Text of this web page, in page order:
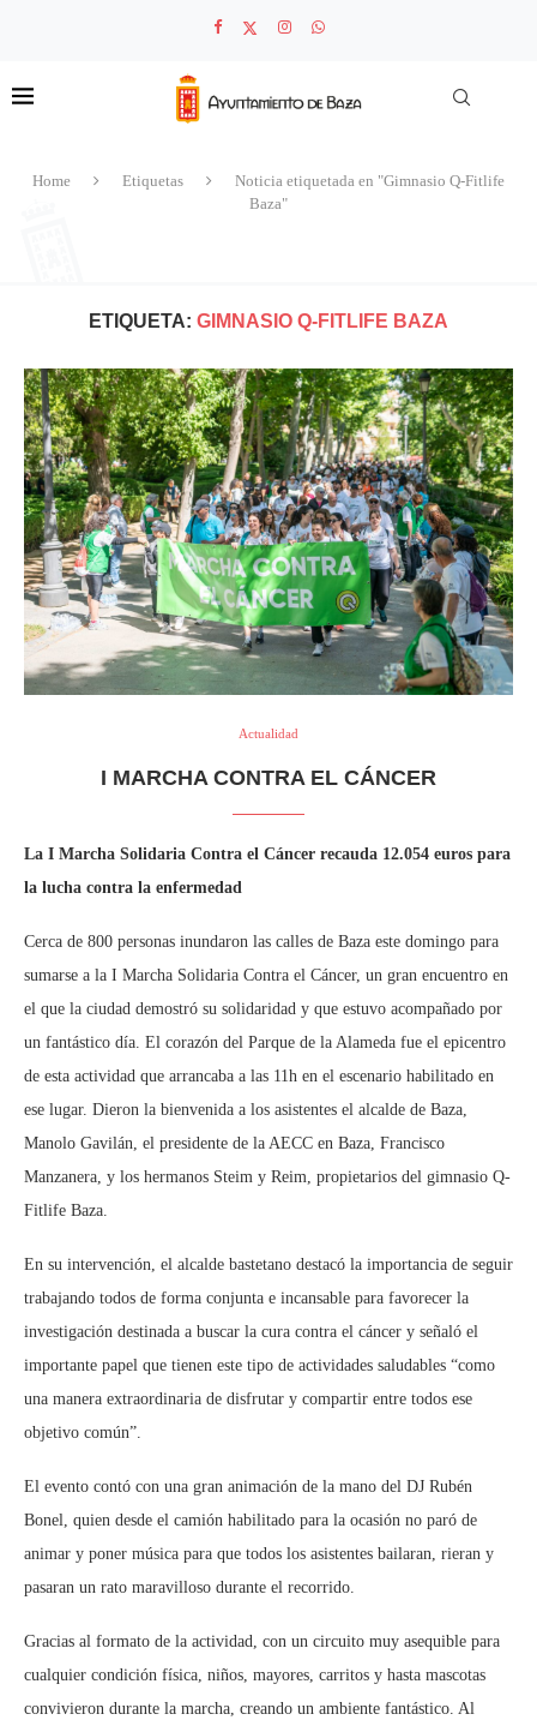
Home Etiquetas
Noticia etiquetada en "Gimnasio Q-Fitlife
Baza"
ETIQUETA: GIMNASIO Q-FITLIFE BAZA
Actualidad
I MARCHA CONTRA EL CÁNCER
La I Marcha Solidaria Contra el Cáncer recauda 12.054 euros para
la lucha contra la enfermedad
Cerca de 800 personas inundaron las calles de Baza este domingo para
sumarse a la I Marcha Solidaria Contra el Cáncer, un gran encuentro en
el que la ciudad demostró su solidaridad y que estuvo acompañado por
un fantástico día. El corazón del Parque de la Alameda fue el epicentro
de esta actividad que arrancaba a las 11h en el escenario habilitado en
ese lugar. Dieron la bienvenida a los asistentes el alcalde de Baza,
Manolo Gavilán, el presidente de la AECC en Baza, Francisco
Manzanera, y los hermanos Steim y Reim, propietarios del gimnasio Q-
Fitlife Baza.
En su intervención, el alcalde bastetano destacó la importancia de seguir
trabajando todos de forma conjunta e incansable para favorecer la
investigación destinada a buscar la cura contra el cáncer y señaló el
importante papel que tienen este tipo de actividades saludables “como
una manera extraordinaria de disfrutar y compartir entre todos ese
objetivo común”.
El evento contó con una gran animación de la mano del DJ Rubén
Bonel, quien desde el camión habilitado para la ocasión no paró de
animar y poner música para que todos los asistentes bailaran, rieran y
pasaran un rato maravilloso durante el recorrido.
Gracias al formato de la actividad, con un circuito muy asequible para
cualquier condición física, niños, mayores, carritos y hasta mascotas
convivieron durante la marcha, creando un ambiente fantástico. Al